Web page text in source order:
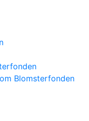
Blomsterfonden